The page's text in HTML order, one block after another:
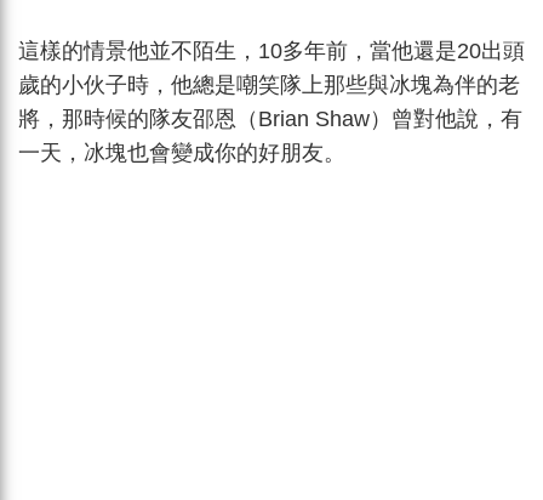
這樣的情景他並不陌生，10多年前，當他還是20出頭
歲的小伙子時，他總是嘲笑隊上那些與冰塊為伴的老
將，那時候的隊友邵恩（Brian Shaw）曾對他說，有
一天，冰塊也會變成你的好朋友。